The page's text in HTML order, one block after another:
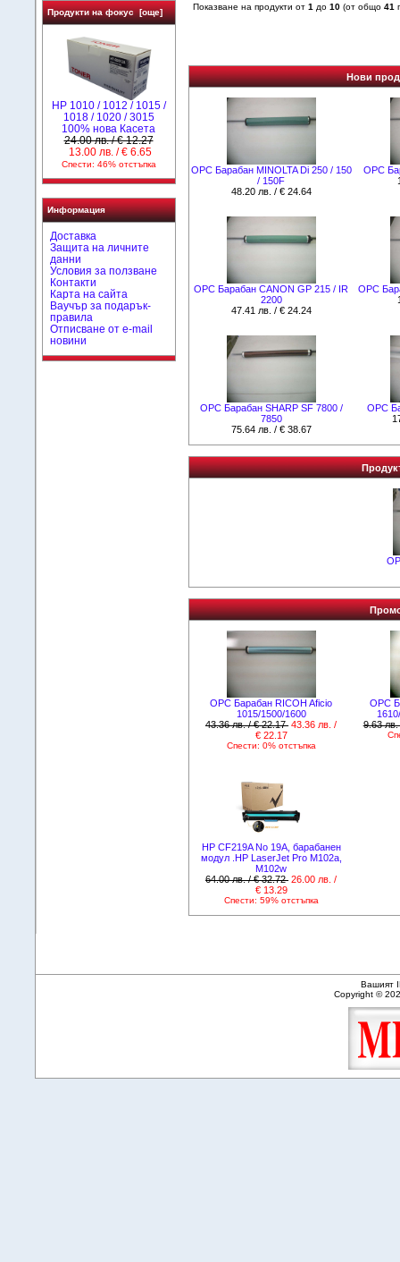
Продукти на фокус [още]
НР 1010 / 1012 / 1015 /
1018 / 1020 / 3015
100% нова Касета
24.00 лв. / € 12.27
13.00 лв. / € 6.65
Спести: 46% отстъпка
Информация
Доставка
Защита на личните
данни
Условия за ползване
Контакти
Карта на сайта
Ваучър за подарък-
правила
Отписване от e-mail
новини
Показване на продукти от 1 до 10(от общо 41
Нови
OPC Барабан MINOLTA Di 250 / 150
/ 150F
48.20 лв. / € 24.64
OPC
OPC Барабан CANON GP 215 / IR
2200
47.41 лв. / € 24.24
OPC
OPC Барабан SHARP SF 7800 /
7850
75.64 лв. / € 38.67
OPC
OPC Барабан RICOH Aficio
1015/1500/1600
43.36 лв. / € 22.17 43.36 лв. /
€ 22.17
Спести: 0% отстъпка
OPC
9.63
HP CF219A No 19A, барабанен
модул .HP LaserJet Pro M102a,
M102w
64.00 лв. / € 32.72 26.00 лв. /
€ 13.29
Спести: 59% отстъпка
Вашият
Copyright ©